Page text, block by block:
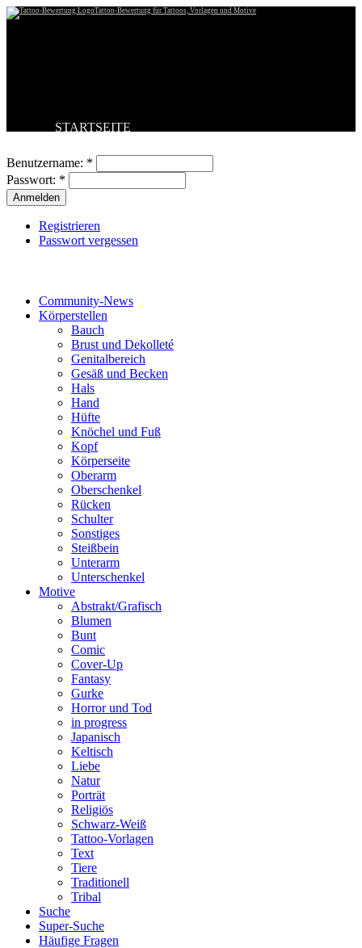
Tattoo-Bewertung für Tattoos, Vorlagen und Motive
STARTSEITE
BESTE TATTOOS
NEUESTE TATTOOS
KOMMENTARE
FORUM
Benutzername: *
Passwort: *
Registrieren
Passwort vergessen
Community-News
Körperstellen
Bauch
Brust und Dekolleté
Genitalbereich
Gesäß und Becken
Hals
Hand
Hüfte
Knöchel und Fuß
Kopf
Körperseite
Oberarm
Oberschenkel
Rücken
Schulter
Sonstiges
Steißbein
Unterarm
Unterschenkel
Motive
Abstrakt/Grafisch
Blumen
Bunt
Comic
Cover-Up
Fantasy
Gurke
Horror und Tod
in progress
Japanisch
Keltisch
Liebe
Natur
Porträt
Religiös
Schwarz-Weiß
Tattoo-Vorlagen
Text
Tiere
Traditionell
Tribal
Suche
Super-Suche
Häufige Fragen